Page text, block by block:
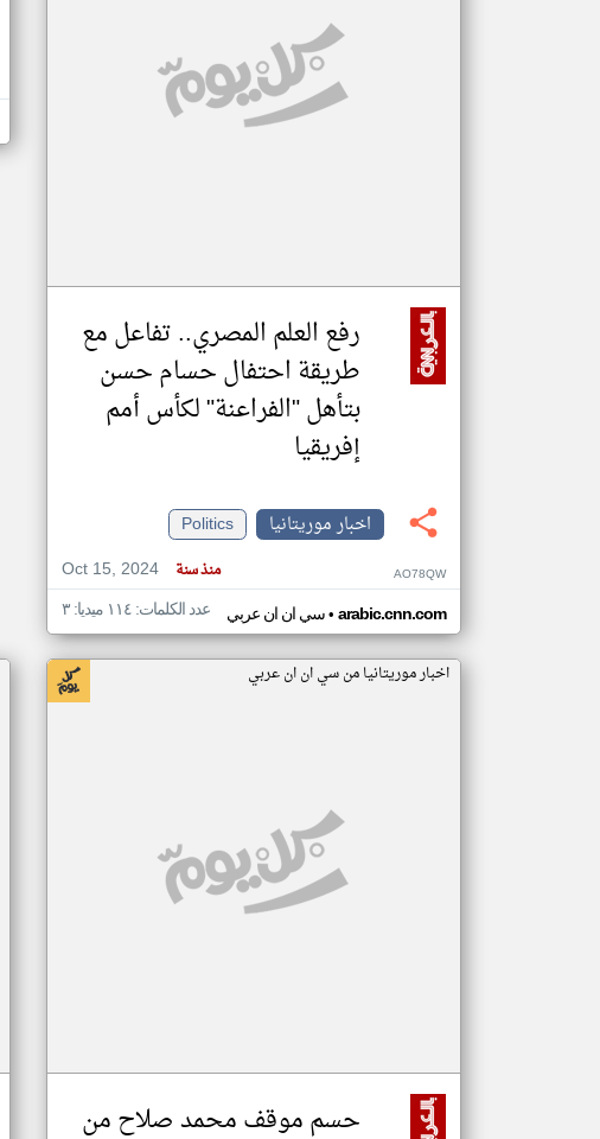
رفع العلم المصري.. تفاعل مع
طريقة احتفال حسام حسن
بتأهل "الفراعنة" لكأس أمم
إفريقيا
اخبار موريتانيا
Politics
Oct 15, 2024
منذ سنة AO78QW
سي ان ان عربي• arabic.cnn.com عدد الكلمات: ١١٤ ميديا: ٣
اخبار موريتانيا من سي ان ان عربي
حسم موقف محمد صلاح من